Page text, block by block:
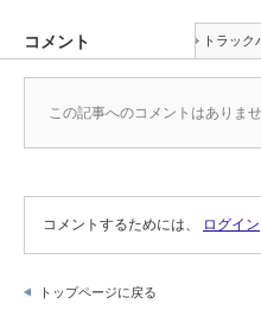
コメント トラック
この記事へのコメントはありませ
コメントするためには、 ログイン
トップページに戻る